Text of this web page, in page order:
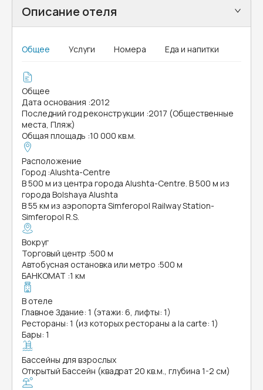
Описание отеля
Общее Услуги Номера Еда и напитки
Общее
Дата основания :2012
Последний год реконструкции :2017 (Общественные
места, Пляж)
Общая площадь :10 000 кв.м.
Расположение
Город :Alushta-Centre
В 500 м из центра города Alushta-Centre. В 500 м из
города Bolshaya Alushta
В 55 км из аэропорта Simferopol Railway Station-
Simferopol R.S.
Вокруг
Торговый центр :500 м
Автобусная остановка или метро :500 м
БАНКОМАТ :1 км
В отеле
Главное Здание: 1 (этажи: 6, лифты: 1)
Рестораны: 1 (из которых рестораны a la carte: 1)
Бары: 1
Бассейны для взрослых
Открытый Бассейн (квадрат 20 кв.м., глубина 1-2 см)